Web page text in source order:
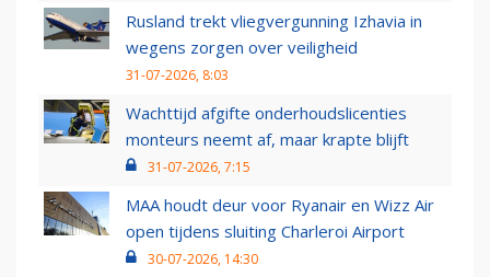
Rusland trekt vliegvergunning Izhavia in
wegens zorgen over veiligheid
31-07-2026, 8:03
Wachttijd afgifte onderhoudslicenties
monteurs neemt af, maar krapte blijft
31-07-2026, 7:15
MAA houdt deur voor Ryanair en Wizz Air
open tijdens sluiting Charleroi Airport
30-07-2026, 14:30